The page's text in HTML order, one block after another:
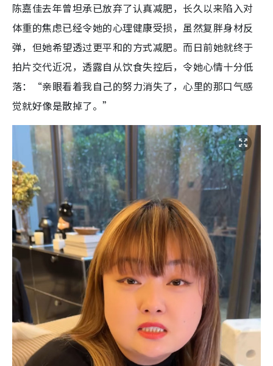
陈嘉佳去年曾坦承已放弃了认真减肥，长久以来陷入对
体重的焦虑已经令她的心理健康受损，虽然复胖身材反
弹，但她希望透过更平和的方式减肥。而日前她就终于
拍片交代近况，透露自从饮食失控后，令她心情十分低
落：“亲眼看着我自己的努力消失了，心里的那口气感
觉就好像是散掉了。”